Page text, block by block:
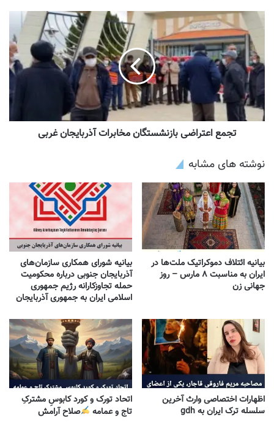
تجمع اعتراضی بازنشستگان مخابرات آذربایجان غربی
نوشته های مشابه
بیانیه ائتلاف دموکراتیک ملت‌ها در
ایران به مناسبت ۸ مارس – روز
جهانی زن
بیانیه شورای همکاری سازمان‌های
آذربایجان جنوبی درباره محکومیت
حمله تجاوزکارانه رژیم جمهوری
اسلامی ایران به جمهوری آذربایجان
اظهارات اختصاصی وارث آخرین
سلسله ترک ایران به gdh
اتحاد تورک و کورد کابوسِ مشترکِ
تاج و عمامه
​صلاح آرامش